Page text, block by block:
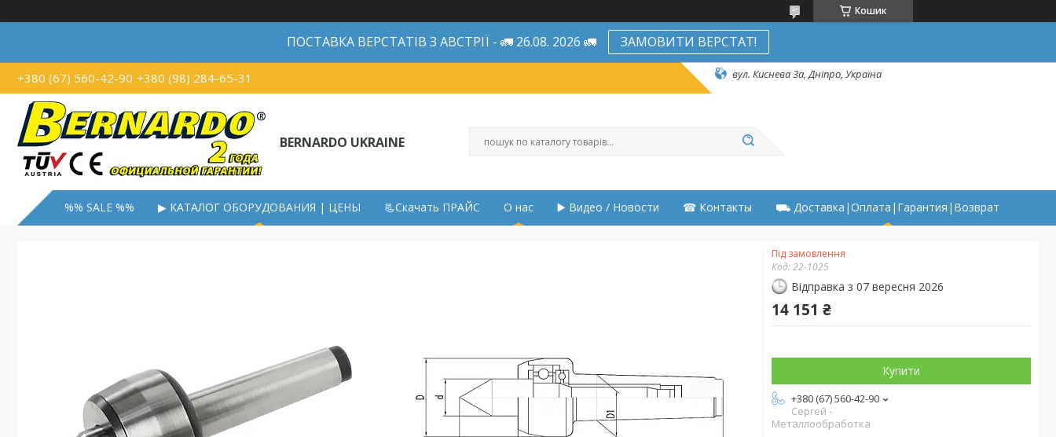
Кошик
ПОСТАВКА ВЕРСТАТІВ З АВСТРІЇ - 🚛 26.08. 2026 🚛 ЗАМОВИТИ ВЕРСТАТ!
+380 (67) 560-42-90 +380 (98) 284-65-31 вул. Киснева 3а, Дніпро, Україна
BERNARDO UKRAINE
%% SALE %% ▶ КАТАЛОГ ОБОРУДОВАНИЯ | ЦЕНЫ 📃Скачать ПРАЙС О нас ▶️ Видео / Новости ☎ Контакты ⛟ Доставка|Оплата|Гарантия|Возврат
Під замовлення
Код:22-1025
Відправка з 07 вересня 2026
14 151 ₴
Купити
+380 (67) 560-42-90
Сергей -
Металлообработка